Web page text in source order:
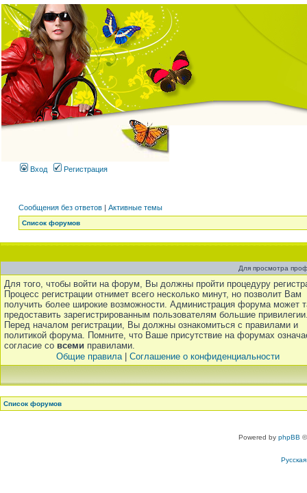
Вход Регистрация
Сообщения без ответов | Активные темы
Список форумов
Для просмотра
Для того, чтобы войти на форум, Вы должны пройти процедуру
Процесс регистрации отнимет всего несколько минут, но позволит Вам
получить более широкие возможности. Администрация форума может
предоставить зарегистрированным пользователям большие
Перед началом регистрации, Вы должны ознакомиться с правилами и
политикой форума. Помните, что Ваше присутствие на форумах
согласие со всеми правилами.
Общие правила| Соглашение о конфиденциальности
Список форумов
Powered by phpBB